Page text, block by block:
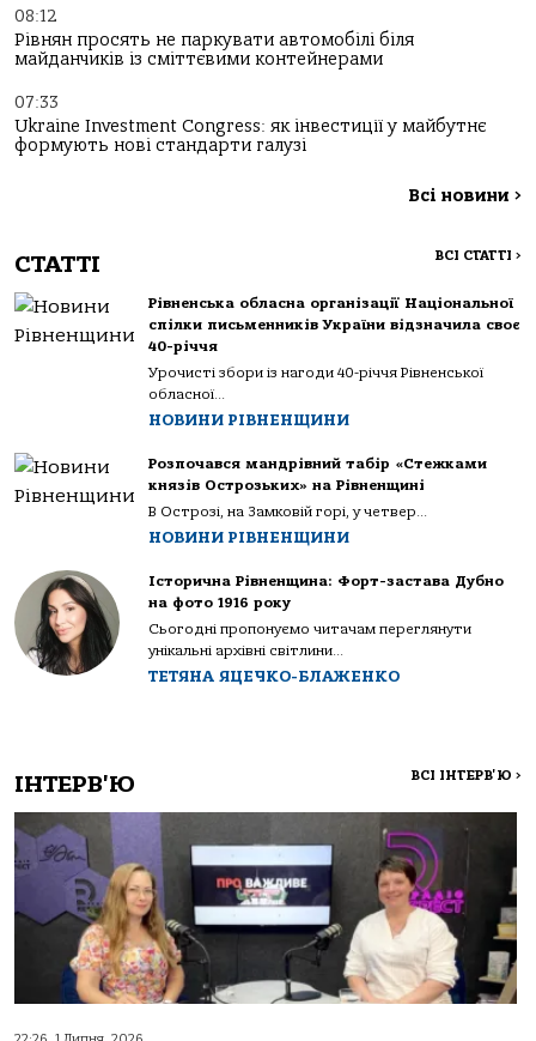
08:12
Рівнян просять не паркувати автомобілі біля
майданчиків із сміттєвими контейнерами
07:33
Ukraine Investment Congress: як інвестиції у майбутнє
формують нові стандарти галузі
Всі новини >
СТАТТІ ВСІ СТАТТІ >
Рівненська обласна організації Національної
спілки письменників України відзначила своє
40-річчя
Урочисті збори із нагоди 40-річчя Рівненської
обласної...
НОВИНИ РІВНЕНЩИНИ
Розпочався мандрівний табір «Стежками
князів Острозьких» на Рівненщині
В Острозі, на Замковій горі, у четвер...
НОВИНИ РІВНЕНЩИНИ
Історична Рівненщина: Форт-застава Дубно
на фото 1916 року
Сьогодні пропонуємо читачам переглянути
унікальні архівні світлини...
ТЕТЯНА ЯЦЕЧКО-БЛАЖЕНКО
ІНТЕРВ'Ю ВСІ ІНТЕРВ'Ю >